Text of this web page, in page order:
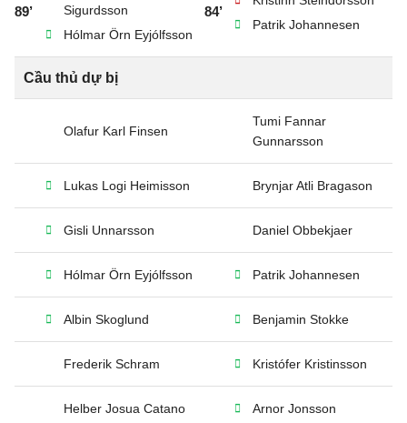
89’
Sigurdsson
Hólmar Örn Eyjólfsson
84’
Patrik Johannesen
Cầu thủ dự bị
Olafur Karl Finsen
Tumi Fannar
Gunnarsson
Lukas Logi Heimisson Brynjar Atli Bragason
Gisli Unnarsson Daniel Obbekjaer
Hólmar Örn Eyjólfsson Patrik Johannesen
Albin Skoglund Benjamin Stokke
Frederik Schram Kristófer Kristinsson
Helber Josua Catano Arnor Jonsson